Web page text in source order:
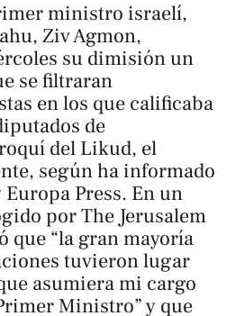
ministro israelí,
Ziv Agmon,
su dimisión un
se filtraran
en los que calificaba
de
del Likud, el
según ha informado
Press. En un
por The Jerusalem
que “la gran mayoría
tuvieron lugar
asumiera mi cargo
Ministro” y que